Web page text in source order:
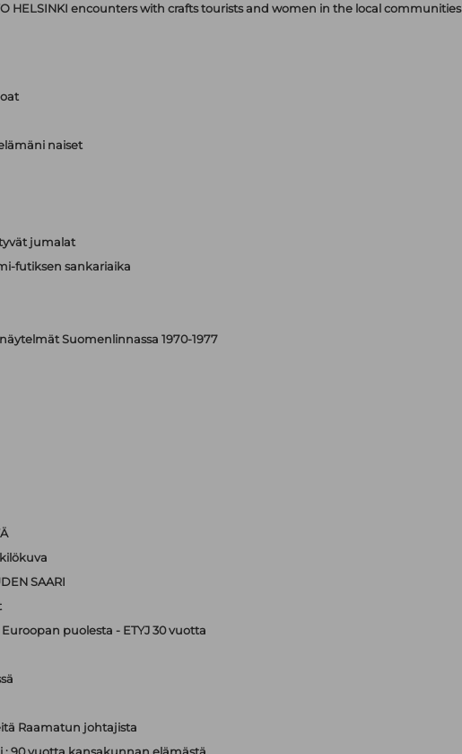
HELSINKI encounters with crafts tourists and women in the local communities
naiset
jumalat
futiksen sankariaika
Suomenlinnassa 1970-1977
SAARI
puolesta - ETYJ 30 vuotta
Raamatun johtajista